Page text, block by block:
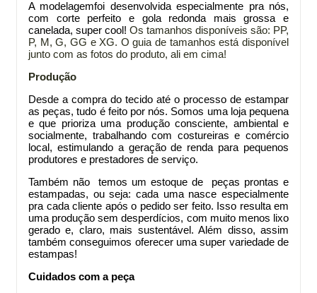
A modelagemfoi desenvolvida especialmente pra nós,
com corte perfeito e gola redonda mais grossa e
canelada, super cool! Os tamanhos disponíveis são: PP,
P, M, G, GG e XG. O guia de tamanhos está disponível
junto com as fotos do produto, ali em cima!
Produção
Desde a compra do tecido até o processo de estampar
as peças, tudo é feito por nós. Somos uma loja pequena
e que prioriza uma produção consciente, ambiental e
socialmente, trabalhando com costureiras e comércio
local, estimulando a geração de renda para pequenos
produtores e prestadores de serviço.
Também não temos um estoque de peças prontas e
estampadas, ou seja: cada uma nasce especialmente
pra cada cliente após o pedido ser feito. Isso resulta em
uma produção sem desperdícios, com muito menos lixo
gerado e, claro, mais sustentável. Além disso, assim
também conseguimos oferecer uma super variedade de
estampas!
Cuidados com a peça